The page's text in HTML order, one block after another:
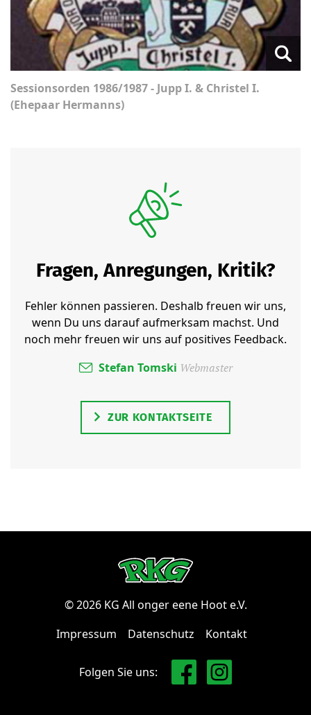
Sessionsorden 1986/1987 - Jupp I. & Christel I.
(Ehepaar Hermanns)
Fragen, Anregungen, Kritik?
Fehler können passieren. Deshalb freuen wir uns,
wenn Du uns darauf aufmerksam machst. Und
noch mehr freuen wir uns auf positives Feedback.
Stefan Tomski Webmaster
ZUR KONTAKTSEITE
© 2026 KG All onger eene Hoot e.V.
Impressum
Datenschutz Kontakt
Folgen Sie uns: